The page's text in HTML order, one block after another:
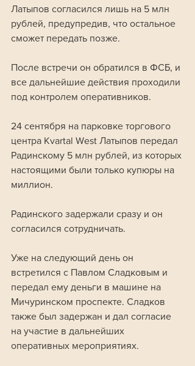
Латыпов согласился лишь на 5 млн
рублей, предупредив, что остальное
сможет передать позже.
После встречи он обратился в ФСБ, и
все дальнейшие действия проходили
под контролем оперативников.
24 сентября на парковке торгового
центра Kvartal West Латыпов передал
Радинскому 5 млн рублей, из которых
настоящими были только купюры на
миллион.
Радинского задержали сразу и он
согласился сотрудничать.
Уже на следующий день он
встретился с Павлом Сладковым и
передал ему деньги в машине на
Мичуринском проспекте. Сладков
также был задержан и дал согласие
на участие в дальнейших
оперативных мероприятиях.